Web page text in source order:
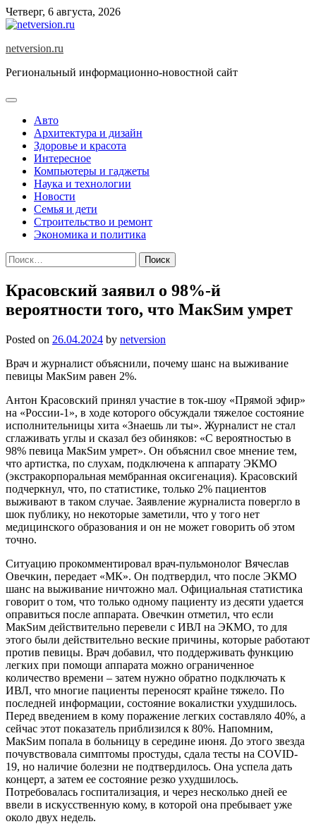
Skip
to
Четверг, 6 августа, 2026
netversion.ru
Региональный информационно-новостной сайт
Авто
Архитектура и дизайн
Здоровье и красота
Интересное
Компьютеры и гаджеты
Наука и технологии
Новости
Семья и дети
Строительство и ремонт
Экономика и политика
Найти:
Красовский заявил о 98%-й
вероятности того, что МакSим умрет
Posted on 26.04.2024 by netversion
Врач и журналист объяснили, почему шанс на выживание
певицы МакSим равен 2%.
Антон Красовский принял участие в ток-шоу «Прямой эфир»
на «России-1», в ходе которого обсуждали тяжелое состояние
исполнительницы хита «Знаешь ли ты». Журналист не стал
сглаживать углы и сказал без обиняков: «С вероятностью в
98% певица МакSим умрет». Он объяснил свое мнение тем,
что артистка, по слухам, подключена к аппарату ЭКМО
(экстракорпоральная мембранная оксигенация). Красовский
подчеркнул, что, по статистике, только 2% пациентов
выживают в таком случае. Заявление журналиста повергло в
шок публику, но некоторые заметили, что у того нет
медицинского образования и он не может говорить об этом
точно.
Ситуацию прокомментировал врач-пульмонолог Вячеслав
Овечкин, передает «МК». Он подтвердил, что после ЭКМО
шанс на выживание ничтожно мал. Официальная статистика
говорит о том, что только одному пациенту из десяти удается
оправиться после аппарата. Овечкин отметил, что если
МакSим действительно перевели с ИВЛ на ЭКМО, то для
этого были действительно веские причины, которые работают
против певицы. Врач добавил, что поддерживать функцию
легких при помощи аппарата можно ограниченное
количество времени – затем нужно обратно подключать к
ИВЛ, что многие пациенты переносят крайне тяжело. По
последней информации, состояние вокалистки ухудшилось.
Перед введением в кому поражение легких составляло 40%, а
сейчас этот показатель приблизился к 80%. Напомним,
МакSим попала в больницу в середине июня. До этого звезда
почувствовала симптомы простуды, сдала тесты на COVID-
19, но наличие болезни не подтвердилось. Она успела дать
концерт, а затем ее состояние резко ухудшилось.
Потребовалась госпитализация, и через несколько дней ее
ввели в искусственную кому, в которой она пребывает уже
около двух недель.